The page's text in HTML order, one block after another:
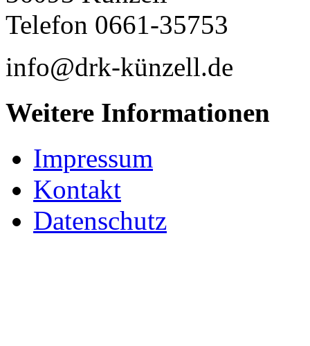
Telefon 0661-35753
info@drk-künzell.de
Weitere Informationen
Impressum
Kontakt
Datenschutz